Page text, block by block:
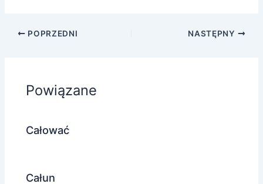
POPRZEDNI NASTĘPNY
Powiązane
Całować
Całun